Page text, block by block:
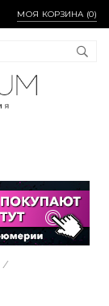
МОЯ КОРЗИНА (0)